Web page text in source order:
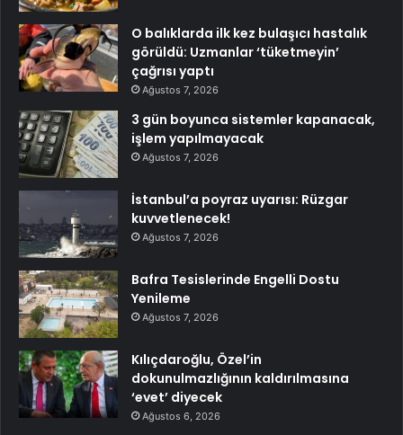
O balıklarda ilk kez bulaşıcı hastalık
görüldü: Uzmanlar ‘tüketmeyin’
çağrısı yaptı
Ağustos 7, 2026
3 gün boyunca sistemler kapanacak,
işlem yapılmayacak
Ağustos 7, 2026
İstanbul’a poyraz uyarısı: Rüzgar
kuvvetlenecek!
Ağustos 7, 2026
Bafra Tesislerinde Engelli Dostu
Yenileme
Ağustos 7, 2026
Kılıçdaroğlu, Özel’in
dokunulmazlığının kaldırılmasına
‘evet’ diyecek
Ağustos 6, 2026